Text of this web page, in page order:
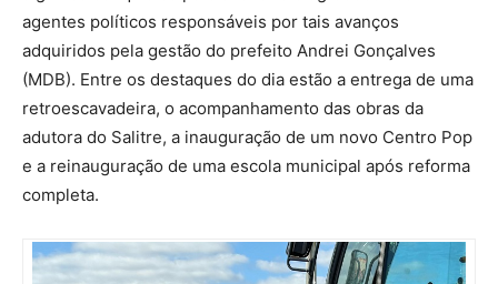
agentes políticos responsáveis por tais avanços
adquiridos pela gestão do prefeito Andrei Gonçalves
(MDB). Entre os destaques do dia estão a entrega de uma
retroescavadeira, o acompanhamento das obras da
adutora do Salitre, a inauguração de um novo Centro Pop
e a reinauguração de uma escola municipal após reforma
completa.